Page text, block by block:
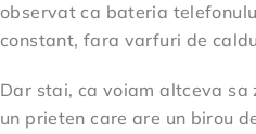
observat ca bateria
constant, fara varfuri de
Dar stai, ca voiam altceva
un prieten care are un birou